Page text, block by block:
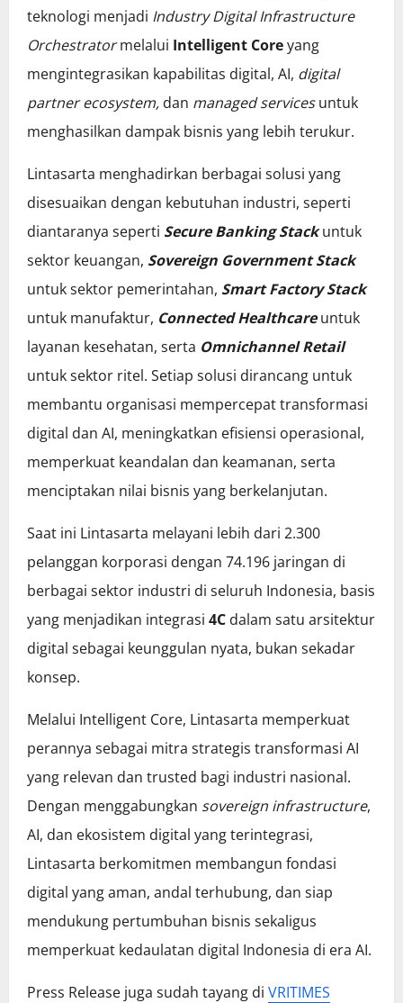
teknologi menjadi Industry Digital Infrastructure
Orchestratormelalui Intelligent Coreyang
mengintegrasikan kapabilitas digital, AI, digital
partner ecosystem, dan managed servicesuntuk
menghasilkan dampak bisnis yang lebih terukur.
Lintasarta menghadirkan berbagai solusi yang
disesuaikan dengan kebutuhan industri, seperti
diantaranya seperti Secure Banking Stackuntuk
sektor keuangan, Sovereign Government Stack
untuk sektor pemerintahan, Smart Factory Stack
untuk manufaktur, Connected Healthcareuntuk
layanan kesehatan, serta Omnichannel Retail
untuk sektor ritel. Setiap solusi dirancang untuk
membantu organisasi mempercepat transformasi
digital dan AI, meningkatkan efisiensi operasional,
memperkuat keandalan dan keamanan, serta
menciptakan nilai bisnis yang berkelanjutan.
Saat ini Lintasarta melayani lebih dari 2.300
pelanggan korporasi dengan 74.196 jaringan di
berbagai sektor industri di seluruh Indonesia, basis
yang menjadikan integrasi 4C dalam satu arsitektur
digital sebagai keunggulan nyata, bukan sekadar
konsep.
Melalui Intelligent Core, Lintasarta memperkuat
perannya sebagai mitra strategis transformasi AI
yang relevan dan trusted bagi industri nasional.
Dengan menggabungkan sovereign infrastructure,
AI, dan ekosistem digital yang terintegrasi,
Lintasarta berkomitmen membangun fondasi
digital yang aman, andal terhubung, dan siap
mendukung pertumbuhan bisnis sekaligus
memperkuat kedaulatan digital Indonesia di era AI.
Press Release juga sudah tayang di VRITIMES